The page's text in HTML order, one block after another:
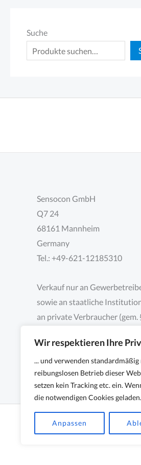
Wir respektieren Ihre
... und verwenden
reibungslosen Betrieb dieser
setzen kein Tracking etc. ein.
die notwendigen Cookies geladen.
Anpassen
Suche
Sensocon GmbH
Q7 24
68161 Mannheim
Germany
Tel.: +49-621-12185310
Verkauf nur an
sowie an staatliche
an private Verbraucher (gem.
Copyright © 2026 Sensocon